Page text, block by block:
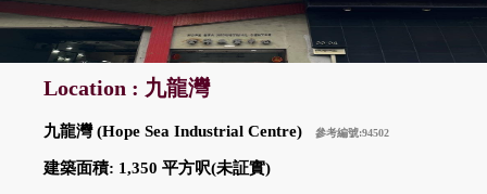
Location : 九龍灣
九龍灣 (Hope Sea Industrial Centre) 參考編號:94502
建築面積: 1,350 平方呎(未証實)